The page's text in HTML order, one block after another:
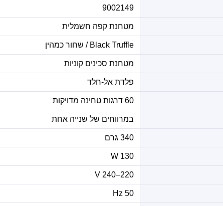
9002149
מטחנת קפה חשמלית
Black Truffle / שחור כמהין
מטחנת סכינים קוניות
פלדת אל-חלד
60 דרגות טחינה מדויקות
במרווחים של שנייה אחת
340 גרם
130 W
220–240 V
50 Hz